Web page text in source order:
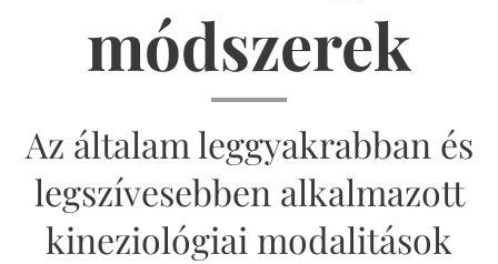
módszerek
Az általam leggyakrabban és
legszívesebben alkalmazott
kineziológiai modalitások